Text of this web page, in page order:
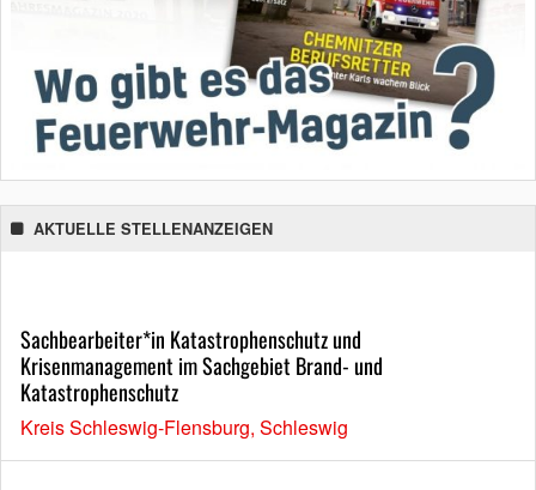
AKTUELLE STELLENANZEIGEN
Sachbearbeiter*in Katastrophenschutz und
Krisenmanagement im Sachgebiet Brand- und
Katastrophenschutz
Kreis Schleswig-Flensburg, Schleswig